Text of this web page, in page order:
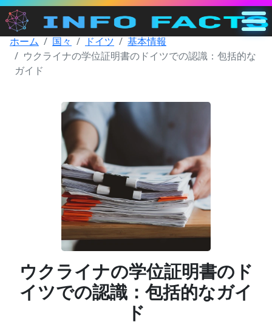
メイン
カテゴリー
ホーム 国々 ドイツ
基本情報
ウクライナの学位証明書のドイツでの認識：包括的な
ガイド
ウクライナの学位証明書のド
イツでの認識：包括的なガイ
ド